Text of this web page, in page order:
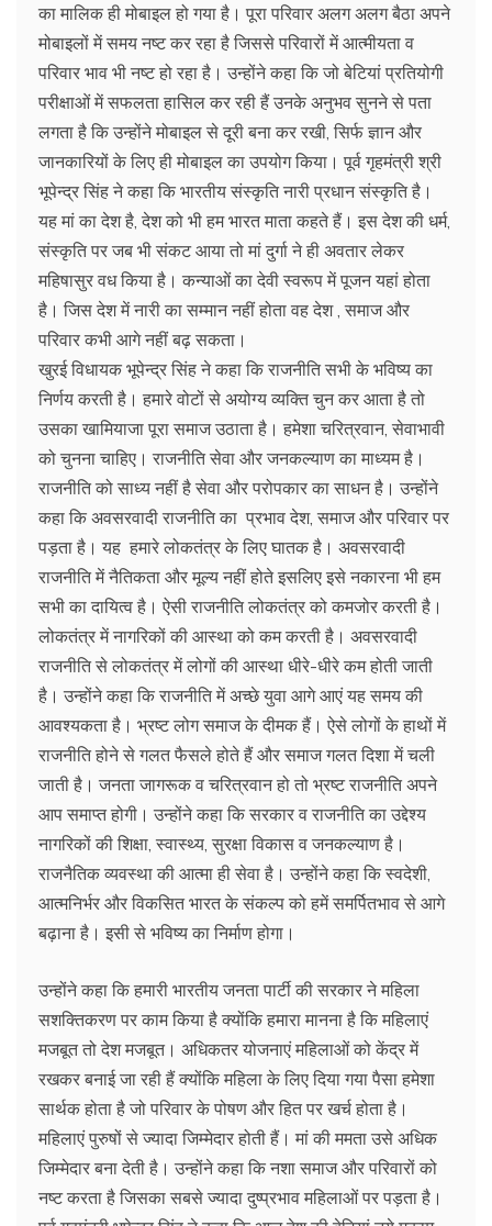
का मालिक ही मोबाइल हो गया है। पूरा परिवार अलग अलग बैठा अपने
मोबाइलों में समय नष्ट कर रहा है जिससे परिवारों में आत्मीयता व
परिवार भाव भी नष्ट हो रहा है। उन्होंने कहा कि जो बेटियां प्रतियोगी
परीक्षाओं में सफलता हासिल कर रही हैं उनके अनुभव सुनने से पता
लगता है कि उन्होंने मोबाइल से दूरी बना कर रखी, सिर्फ ज्ञान और
जानकारियों के लिए ही मोबाइल का उपयोग किया। पूर्व गृहमंत्री श्री
भूपेन्द्र सिंह ने कहा कि भारतीय संस्कृति नारी प्रधान संस्कृति है।
यह मां का देश है, देश को भी हम भारत माता कहते हैं। इस देश की धर्म,
संस्कृति पर जब भी संकट आया तो मां दुर्गा ने ही अवतार लेकर
महिषासुर वध किया है। कन्याओं का देवी स्वरूप में पूजन यहां होता
है। जिस देश में नारी का सम्मान नहीं होता वह देश , समाज और
परिवार कभी आगे नहीं बढ़ सकता।
खुरई विधायक भूपेन्द्र सिंह ने कहा कि राजनीति सभी के भविष्य का
निर्णय करती है। हमारे वोटों से अयोग्य व्यक्ति चुन कर आता है तो
उसका खामियाजा पूरा समाज उठाता है। हमेशा चरित्रवान, सेवाभावी
को चुनना चाहिए। राजनीति सेवा और जनकल्याण का माध्यम है।
राजनीति को साध्य नहीं है सेवा और परोपकार का साधन है। उन्होंने
कहा कि अवसरवादी राजनीति का प्रभाव देश, समाज और परिवार पर
पड़ता है। यह हमारे लोकतंत्र के लिए घातक है। अवसरवादी
राजनीति में नैतिकता और मूल्य नहीं होते इसलिए इसे नकारना भी हम
सभी का दायित्व है। ऐसी राजनीति लोकतंत्र को कमजोर करती है।
लोकतंत्र में नागरिकों की आस्था को कम करती है। अवसरवादी
राजनीति से लोकतंत्र में लोगों की आस्था धीरे-धीरे कम होती जाती
है। उन्होंने कहा कि राजनीति में अच्छे युवा आगे आएं यह समय की
आवश्यकता है। भ्रष्ट लोग समाज के दीमक हैं। ऐसे लोगों के हाथों में
राजनीति होने से गलत फैसले होते हैं और समाज गलत दिशा में चली
जाती है। जनता जागरूक व चरित्रवान हो तो भ्रष्ट राजनीति अपने
आप समाप्त होगी। उन्होंने कहा कि सरकार व राजनीति का उद्देश्य
नागरिकों की शिक्षा, स्वास्थ्य, सुरक्षा विकास व जनकल्याण है।
राजनैतिक व्यवस्था की आत्मा ही सेवा है। उन्होंने कहा कि स्वदेशी,
आत्मनिर्भर और विकसित भारत के संकल्प को हमें समर्पितभाव से आगे
बढ़ाना है। इसी से भविष्य का निर्माण होगा।
उन्होंने कहा कि हमारी भारतीय जनता पार्टी की सरकार ने महिला
सशक्तिकरण पर काम किया है क्योंकि हमारा मानना है कि महिलाएं
मजबूत तो देश मजबूत। अधिकतर योजनाएं महिलाओं को केंद्र में
रखकर बनाई जा रही हैं क्योंकि महिला के लिए दिया गया पैसा हमेशा
सार्थक होता है जो परिवार के पोषण और हित पर खर्च होता है।
महिलाएं पुरुषों से ज्यादा जिम्मेदार होती हैं। मां की ममता उसे अधिक
जिम्मेदार बना देती है। उन्होंने कहा कि नशा समाज और परिवारों को
नष्ट करता है जिसका सबसे ज्यादा दुष्प्रभाव महिलाओं पर पड़ता है।